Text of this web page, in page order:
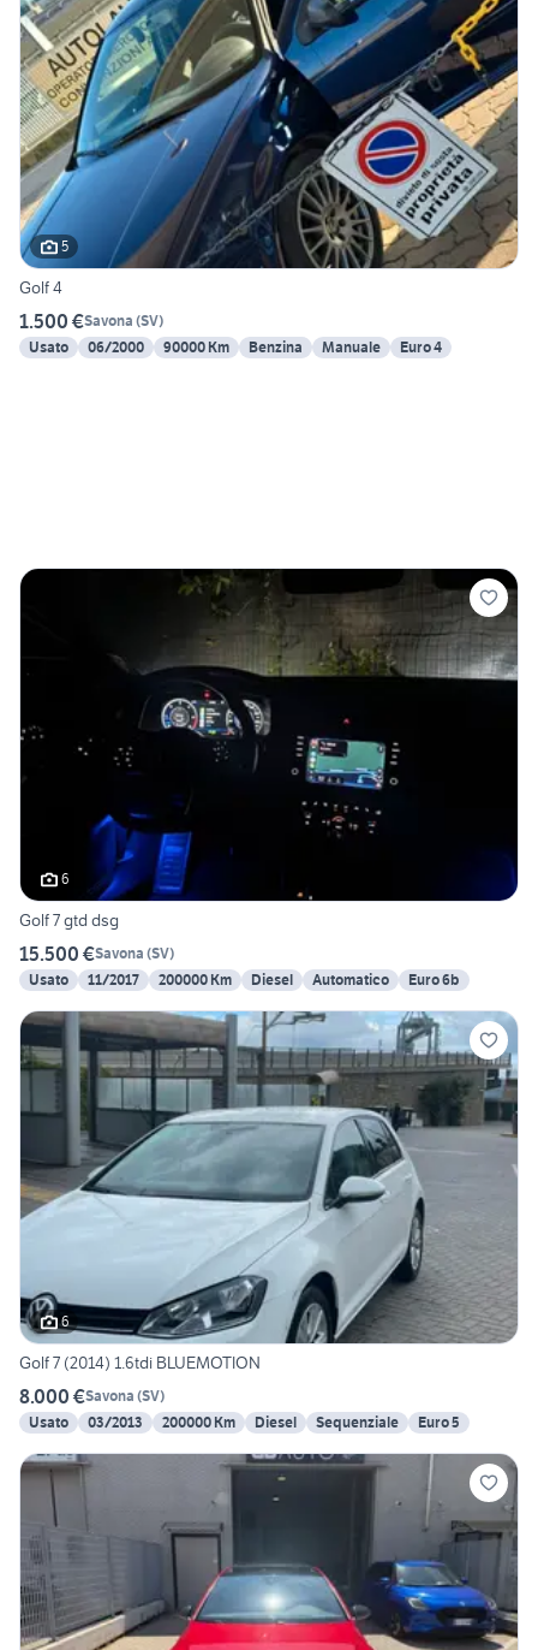
5
Golf 4
1.500 €Savona (SV)
Usato
06/2000 90000 Km Benzina Manuale Euro 4
6
Golf 7 gtd dsg
15.500 €Savona (SV)
Usato
11/2017 200000 Km Diesel Automatico Euro 6b
6
Golf 7 (2014) 1.6tdi BLUEMOTION
8.000 €Savona (SV)
Usato
03/2013 200000 Km Diesel Sequenziale Euro 5